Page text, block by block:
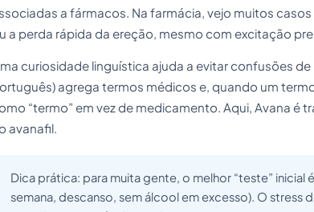
a fármacos. Na farmácia, vejo muitos
a perda rápida da ereção, mesmo com excitação
curiosidade linguística ajuda a evitar confusões
agrega termos médicos e, quando um
“termo” em vez de medicamento. Aqui, Avana
avanafil.
Dica prática: para muita gente, o melhor “teste”
semana, descanso, sem álcool em excesso). O